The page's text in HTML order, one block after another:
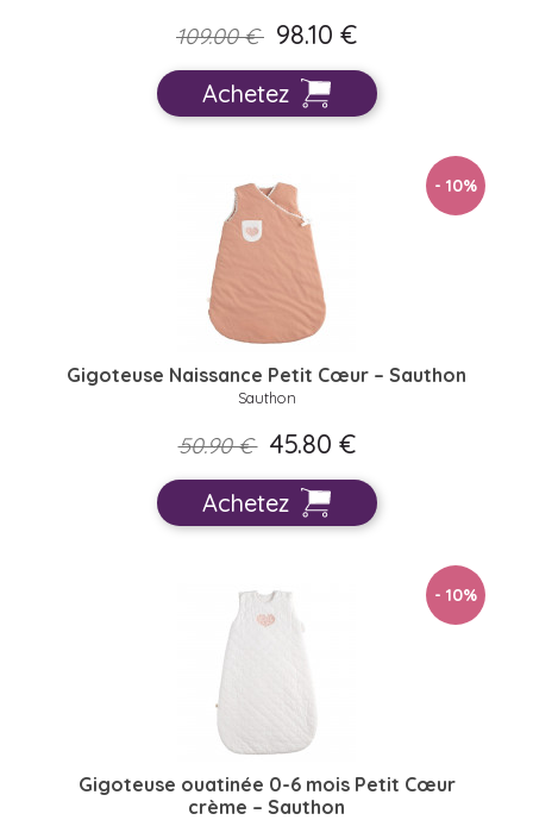
109.00 € 98.10 €
Achetez
- 10%
Gigoteuse Naissance Petit Cœur – Sauthon
Sauthon
50.90 € 45.80 €
Achetez
- 10%
Gigoteuse ouatinée 0-6 mois Petit Cœur
crème – Sauthon